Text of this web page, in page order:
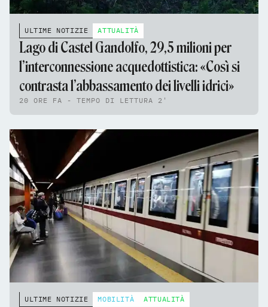
ULTIME NOTIZIE ATTUALITÀ
Lago di Castel Gandolfo, 29,5 milioni per
l’interconnessione acquedottistica: «Così si
contrasta l’abbassamento dei livelli idrici»
20 ORE FA - TEMPO DI LETTURA 2'
ULTIME NOTIZIE MOBILITÀ ATTUALITÀ